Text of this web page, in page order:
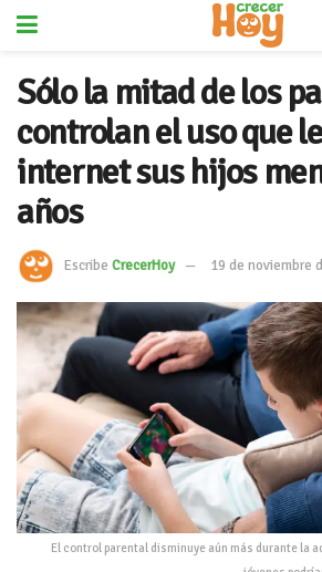
Sólo la mitad de los
controlan el uso que
internet sus hijos
años
Escribe CrecerHoy 19 de noviembre
El control parental disminuye aún más durante la